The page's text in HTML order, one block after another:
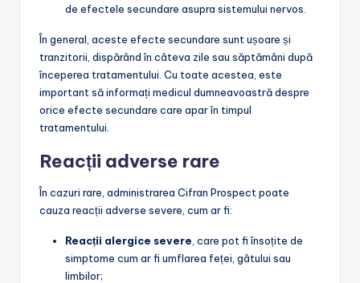
de efectele secundare asupra sistemului nervos.
În general, aceste efecte secundare sunt ușoare și
tranzitorii, dispărând în câteva zile sau săptămâni după
începerea tratamentului. Cu toate acestea, este
important să informați medicul dumneavoastră despre
orice efecte secundare care apar în timpul
tratamentului.
Reacții adverse rare
În cazuri rare, administrarea Cifran Prospect poate
cauza reacții adverse severe, cum ar fi:
Reacții alergice severe , care pot fi însoțite de
simptome cum ar fi umflarea feței, gâtului sau
limbilor;